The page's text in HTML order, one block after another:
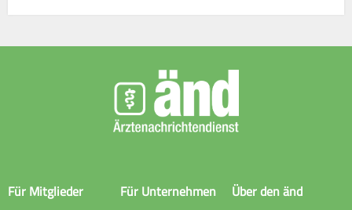
Für Mitglieder
Für Unternehmen
Über den änd